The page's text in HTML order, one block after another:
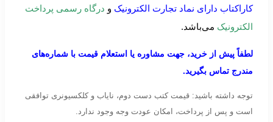
کاراکتاب دارای نماد تجارت الکترونیک و درگاه رسمی پرداخت
الکترونیک می‌باشد.
لطفاً پیش از خرید، جهت مشاوره یا استعلام قیمت با شماره‌های
مندرج تماس بگیرید.
توجه داشته باشید: قیمت کتب دست دوم، نایاب و کلکسیونری توافقی
است و پس از پرداخت، امکان عودت وجه وجود ندارد.